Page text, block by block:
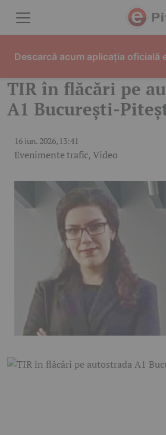
TIR în flăcări pe
A1 București-
16 iun. 2026, 13:41
Evenimente trafic,Video
Descarcă acum aplicația oficială